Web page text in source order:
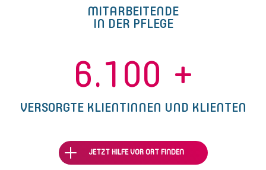
MITARBEITENDE
IN DER PFLEGE
6.100 +
VERSORGTE KLIENTINNEN UND KLIENTEN
JETZT HILFE VOR ORT FINDEN